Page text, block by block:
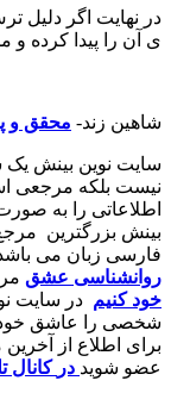
در نهایت اگر دلیل
ی آن را پیدا کرده
شاهین زند- محقق و
سایت نوین بینش یک
نیست بلکه مرجعی
اطلاعاتی را به
بینش بزرگترین
فارسی زبان می
روانشناسی عشق
خود کنیم در سایت
شخصی را عاشق خود
برای اطلاع از
عضو شوید در کانال